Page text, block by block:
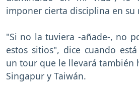
imponer cierta disciplina en su
"Si no la tuviera -añade-, no
estos sitios", dice cuando
un tour que le llevará también
Singapur y Taiwán.